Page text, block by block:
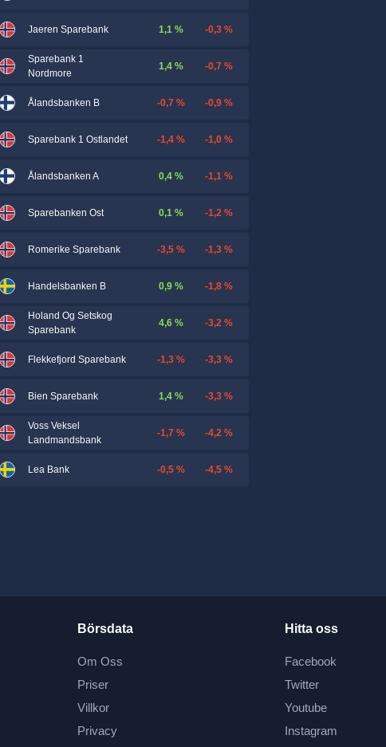
Jaeren Sparebank 1,1 % -0,3 %
Sparebank 1
Nordmore
1,4 % -0,7 %
Ålandsbanken B -0,7 % -0,9 %
Sparebank 1 Ostlandet -1,4 % -1,0 %
Ålandsbanken A 0,4 % -1,1 %
Sparebanken Ost 0,1 % -1,2 %
Romerike Sparebank -3,5 % -1,3 %
Handelsbanken B 0,9 % -1,8 %
Holand Og Setskog
Sparebank
4,6 % -3,2 %
Flekkefjord Sparebank -1,3 % -3,3 %
Bien Sparebank 1,4 % -3,3 %
Voss Veksel
Landmandsbank
-1,7 % -4,2 %
Lea Bank -0,5 % -4,5 %
Börsdata
Om Oss
Priser
Villkor
Privacy
Hitta oss
Facebook
Twitter
Youtube
Instagram